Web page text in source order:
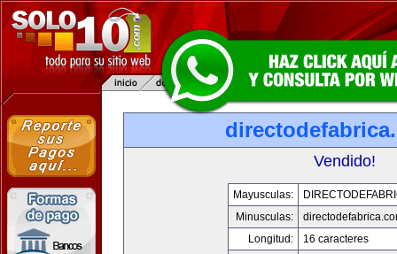
Vendido!
Mayusculas:
Minusculas:
Longitud:
16 caracteres